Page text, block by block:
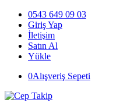
0543 649 09 03
Giriş Yap
İletişim
Satın Al
Yükle
0Alışveriş Sepeti